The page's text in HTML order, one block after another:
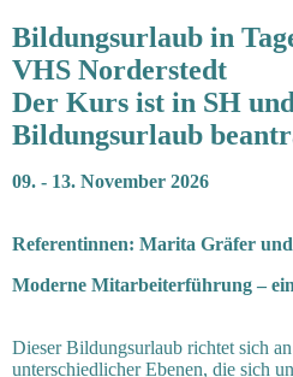
Bildungsurlaub in
VHS Norderstedt
Der Kurs ist in SH
Bildungsurlaub
09. - 13. November 2026
Referentinnen: Marita Gräfer
Moderne Mitarbeiterführung –
Dieser Bildungsurlaub richtet sich
unterschiedlicher Ebenen, die sich